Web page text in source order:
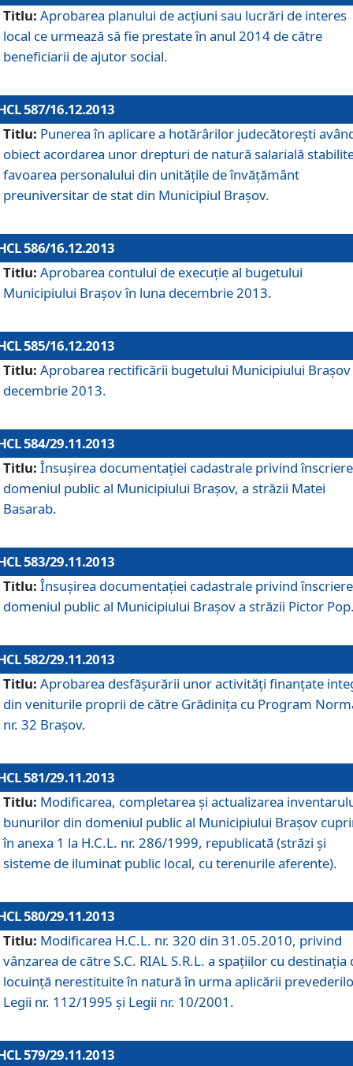
Titlu: Aprobarea planului de acţiuni sau lucrări de interes
local ce urmează să fie prestate în anul 2014 de către
beneficiarii de ajutor social.
587/16.12.2013
Titlu: Punerea în aplicare a hotărârilor judecătoreşti
obiect acordarea unor drepturi de natură salarială
favoarea personalului din unităţile de învăţământ
preuniversitar de stat din Municipiul Braşov.
586/16.12.2013
Titlu: Aprobarea contului de execuţie al bugetului
Municipiului Braşov în luna decembrie 2013.
585/16.12.2013
Titlu: Aprobarea rectificării bugetului Municipiului Braşov
decembrie 2013.
584/29.11.2013
Titlu: Însuşirea documentaţiei cadastrale privind
domeniul public al Municipiului Braşov, a străzii Matei
Basarab.
583/29.11.2013
Titlu: Însuşirea documentaţiei cadastrale privind
domeniul public al Municipiului Braşov a străzii Pictor
582/29.11.2013
Titlu: Aprobarea desfăşurării unor activităţi finanţate
din veniturile proprii de către Grădiniţa cu Program
nr. 32 Braşov.
581/29.11.2013
Titlu: Modificarea, completarea şi actualizarea
bunurilor din domeniul public al Municipiului Braşov
în anexa 1 la H.C.L. nr. 286/1999, republicată (străzi şi
sisteme de iluminat public local, cu terenurile aferente).
580/29.11.2013
Titlu: Modificarea H.C.L. nr. 320 din 31.05.2010, privind
vânzarea de către S.C. RIAL S.R.L. a spaţiilor cu destinaţia
locuinţă nerestituite în natură în urma aplicării
Legii nr. 112/1995 şi Legii nr. 10/2001.
579/29.11.2013